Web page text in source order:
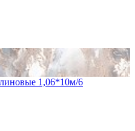
1,06*10м/6